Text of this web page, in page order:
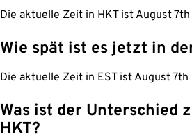
Die aktuelle Zeit in HKT ist August
Wie spät ist es jetzt in
Die aktuelle Zeit in EST ist August
Was ist der Unterschied
HKT?